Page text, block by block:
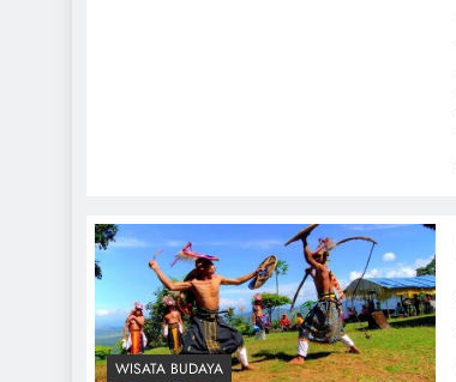
WISATA BUDAYA